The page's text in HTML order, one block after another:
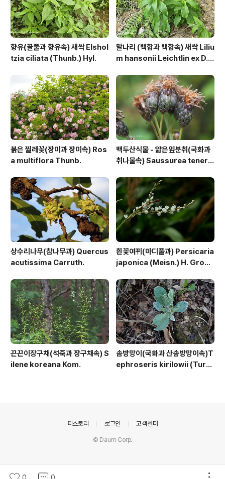
향유(꿀풀과 향유속) 새싹 Elshol
tzia ciliata (Thunb.) Hyl.
말나리 (백합과 백합속) 새싹 Liliu
m hansonii Leichtlin ex D.
붉은 찔레꽃(장미과 장미속) Ros
a multiflora Thunb.
백두산식물 - 얇은잎분취(국화과
취나물속) Saussurea tenerif
상수리나무(참나무과) Quercus
acutissima Carruth.
흰꽃여뀌(마디풀과) Persicaria
japonica (Meisn.) H. Gross
끈끈이장구채(석죽과 장구채속) S
ilene koreana Kom.
솜방망이(국화과 산솜방망이속)T
ephroseris kirilowii (Turc
티스토리 로그인 고객센터
© Daum Corp.